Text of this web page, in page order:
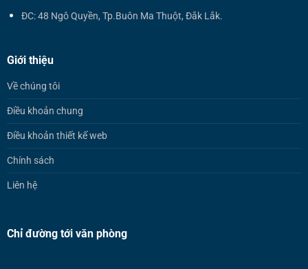
ĐC: 48 Ngô Quyền, Tp.Buôn Ma Thuột, Đắk Lắk.
Giới thiệu
Về chúng tôi
Điều khoản chung
Điều khoản thiết kế web
Chính sách
Liên hệ
Chỉ đường tới văn phòng